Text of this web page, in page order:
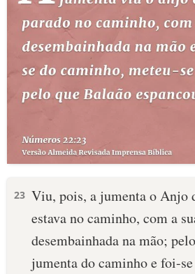
23 Viu, pois, a jumenta o Anjo
estava no caminho, com a
desembainhada na mão;
jumenta do caminho e foi-